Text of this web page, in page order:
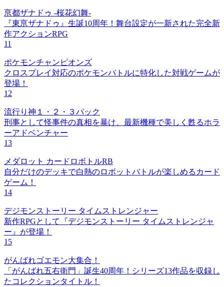
亰都ザナドゥ -桜花幻舞-
『東亰ザナドゥ』生誕10周年！舞台設定が一新された完全新
作アクションRPG
11
ポケモンチャンピオンズ
クロスプレイ対応のポケモンバトルに特化した対戦ゲームが
登場！
12
流行り神１・２・３パック
刑事として怪事件の真相を暴け、最新機種で美しく甦るホラ
ーアドベンチャー
13
メダロット カードロボトルRB
自分だけのデッキで白熱のロボットバトルが楽しめるカード
ゲーム！
14
デジモンストーリー タイムストレンジャー
新作RPGとして『デジモンストーリー タイムストレンジャ
ー』が登場！
15
がんばれゴエモン大集合！
「がんばれ五右衛門」誕生40周年！シリーズ13作品を収録し
たコレクションタイトル！